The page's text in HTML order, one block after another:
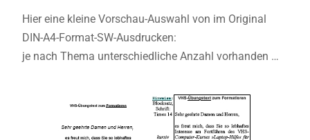
Hier eine kleine Vorschau-Auswahl von im Original
DIN-A4-Format-SW-Ausdrucken:
je nach Thema unterschiedliche Anzahl vorhanden …